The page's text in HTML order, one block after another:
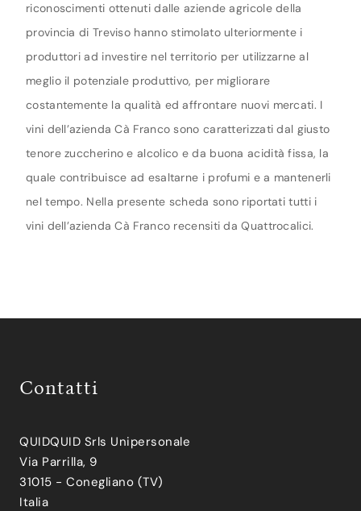
riconoscimenti ottenuti dalle aziende agricole della
provincia di Treviso hanno stimolato ulteriormente i
produttori ad investire nel territorio per utilizzarne al
meglio il potenziale produttivo, per migliorare
costantemente la qualità ed affrontare nuovi mercati. I
vini dell’azienda Cà Franco sono caratterizzati dal giusto
tenore zuccherino e alcolico e da buona acidità fissa, la
quale contribuisce ad esaltarne i profumi e a mantenerli
nel tempo. Nella presente scheda sono riportati tutti i
vini dell’azienda Cà Franco recensiti da Quattrocalici.
Contatti
QUIDQUID Srls Unipersonale
Via Parrilla, 9
31015 - Conegliano (TV)
Italia